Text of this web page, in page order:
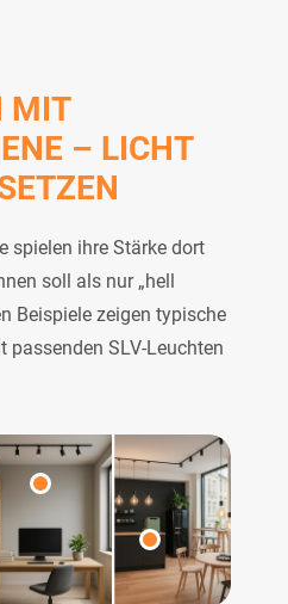
MIT
– LICHT
spielen ihre Stärke dort
soll als nur „hell
Beispiele zeigen typische
SLV-Leuchten